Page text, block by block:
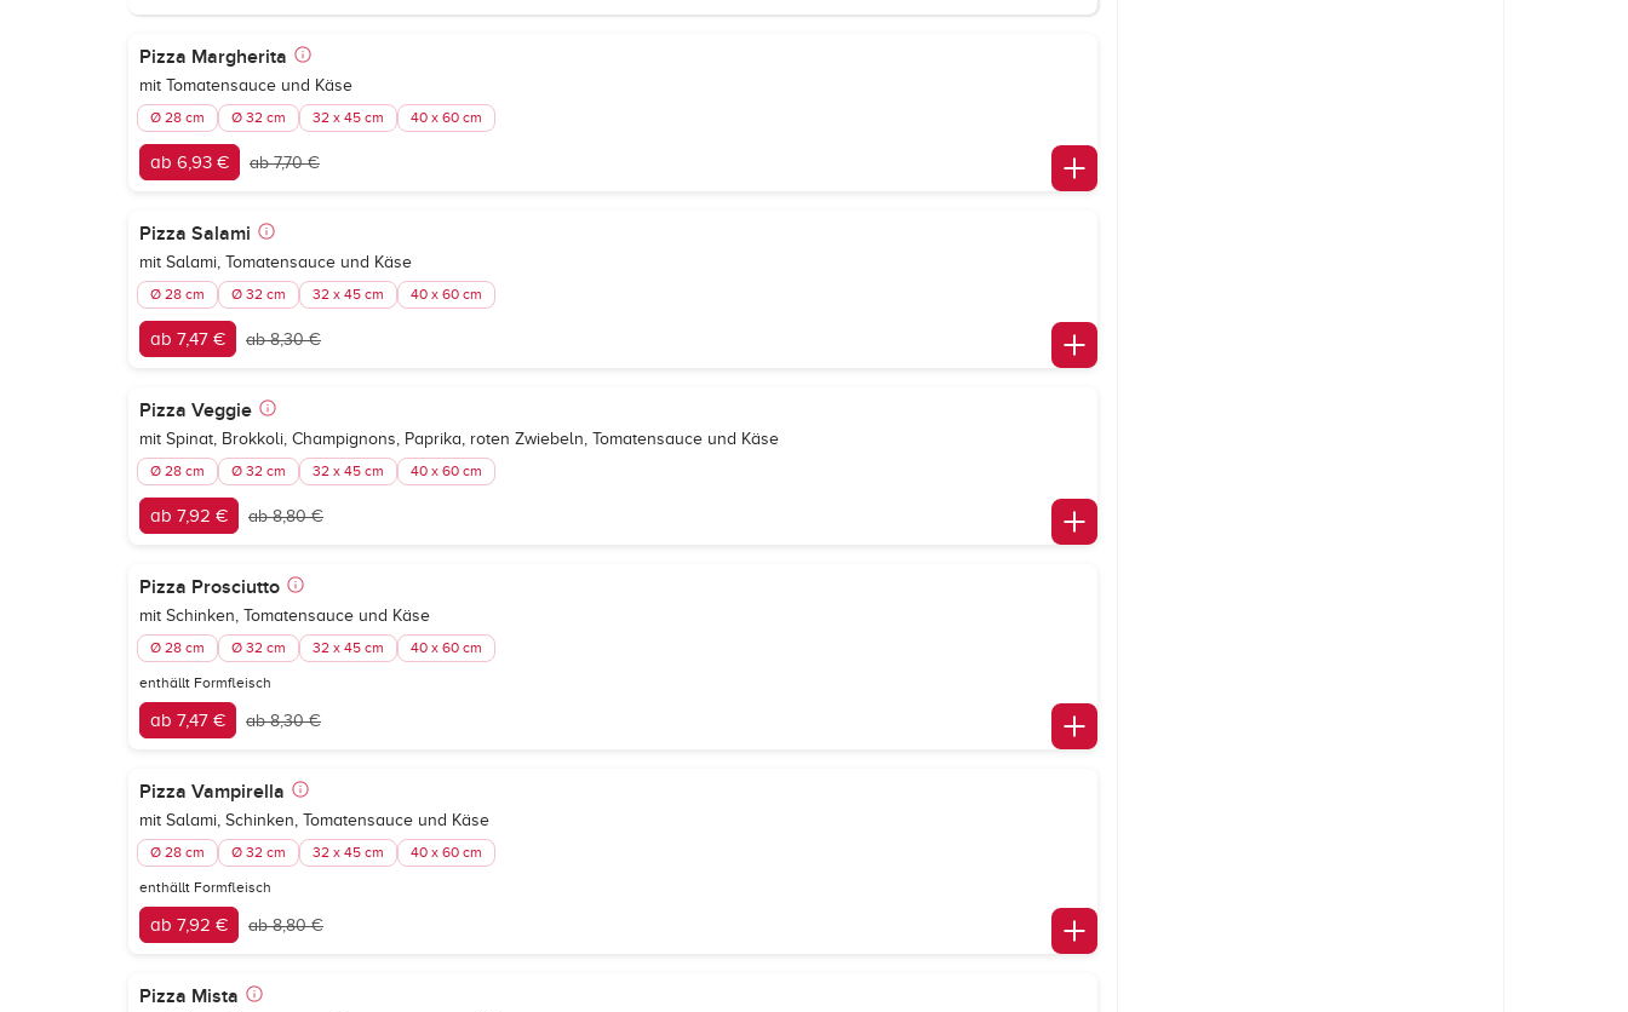
Pizza Margherita
mit Tomatensauce und Käse
Ø 28 cm Ø 32 cm 32 x 45 cm 40 x 60 cm
ab 6,93 € ab 7,70 €
Pizza Salami
mit Salami, Tomatensauce und Käse
Ø 28 cm Ø 32 cm 32 x 45 cm 40 x 60 cm
ab 7,47 € ab 8,30 €
Pizza Veggie
mit Spinat, Brokkoli, Champignons, Paprika, roten Zwiebeln, Tomatensauce und Käse
Ø 28 cm Ø 32 cm 32 x 45 cm 40 x 60 cm
ab 7,92 € ab 8,80 €
Pizza Prosciutto
mit Schinken, Tomatensauce und Käse
Ø 28 cm Ø 32 cm 32 x 45 cm 40 x 60 cm
enthällt Formfleisch
ab 7,47 € ab 8,30 €
Pizza Vampirella
mit Salami, Schinken, Tomatensauce und Käse
Ø 28 cm Ø 32 cm 32 x 45 cm 40 x 60 cm
enthällt Formfleisch
ab 7,92 € ab 8,80 €
Pizza Mista